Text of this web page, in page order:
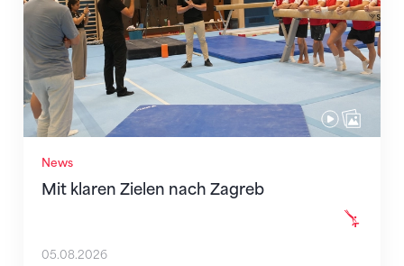
News
Mit klaren Zielen nach Zagreb
05.08.2026